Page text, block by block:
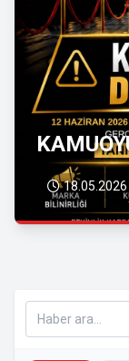
18.05.2026